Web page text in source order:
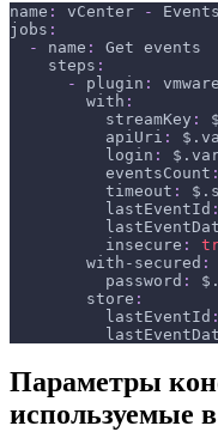
name : vCenter -
jobs :
-
name :
Get events
steps :
-
plugin :
with :
streamKey :
apiUri :
login :
eventsCount :
timeout :
lastEventId :
insecure :
with-secured :
password :
store :
lastEventId :
Параметры
используемые